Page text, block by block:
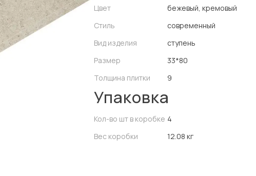
Цвет
бежевый, кремовый
Стиль
современный
Вид изделия
ступень
Размер
33*80
Толщина плитки
9
Упаковка
Кол-во шт в коробке 4
Вес коробки
12.08 кг